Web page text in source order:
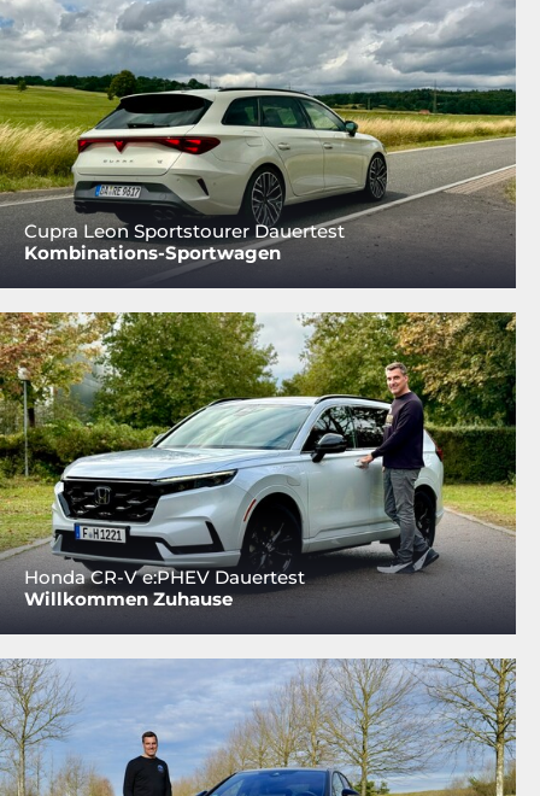
Cupra Leon Sportstourer Dauertest
Kombinations-Sportwagen
Honda CR-V e:PHEV Dauertest
Willkommen Zuhause